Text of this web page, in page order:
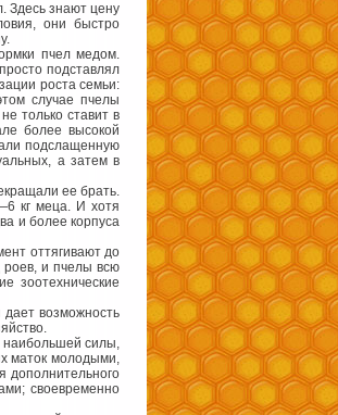
Здесь знают цену
они быстро
пчел медом.
подставлял
роста семьи:
случае пчелы
только ставит в
более высокой
подслащенную
а затем в
ее брать.
кг меца. И хотя
и более корпуса
оттягивают до
роев, и пчелы всю
зоотехнические
дает возможность
наибольшей силы,
маток молодыми,
дополнительного
своевременно